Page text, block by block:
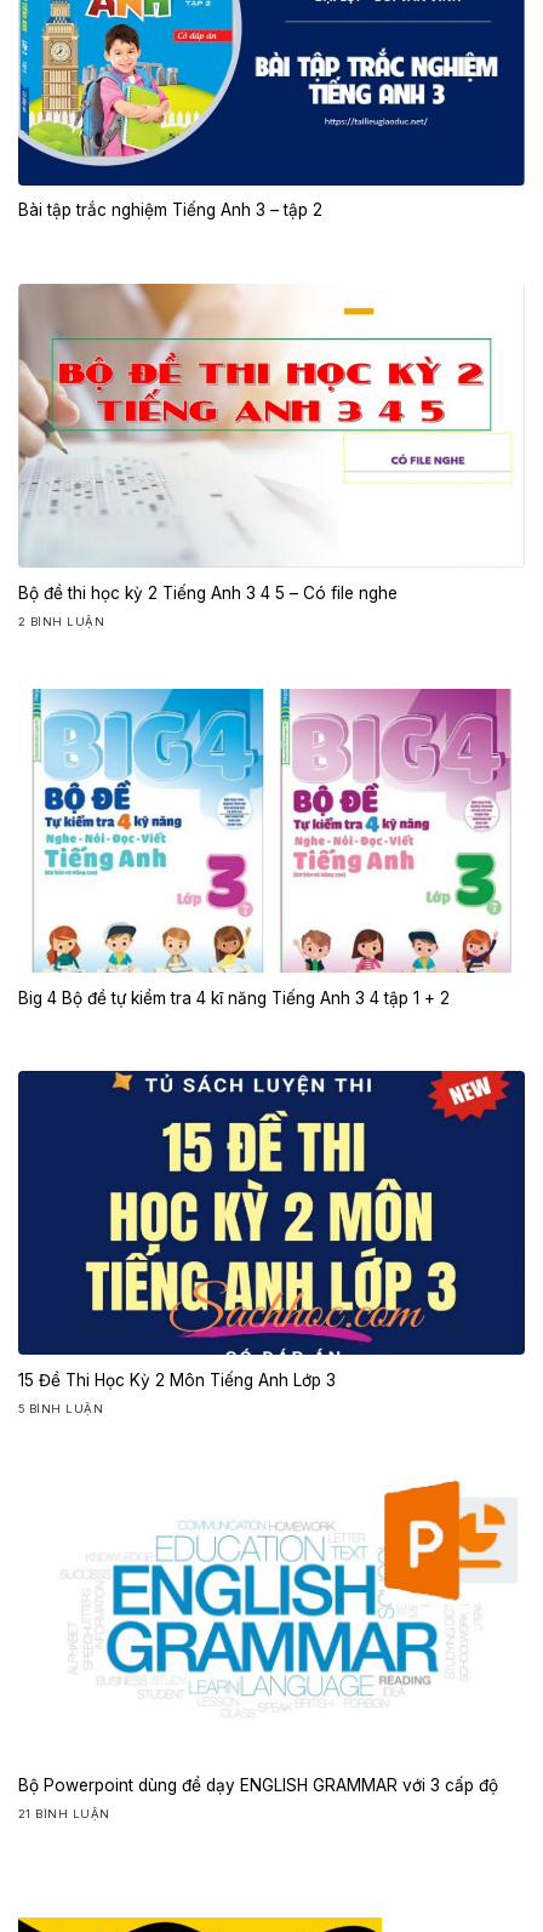
Bài tập trắc nghiệm Tiếng Anh 3 – tập 2
Bộ đề thi học kỳ 2 Tiếng Anh 3 4 5 – Có file nghe
2 BÌNH LUẬN
Big 4 Bộ đề tự kiểm tra 4 kĩ năng Tiếng Anh 3 4 tập 1 + 2
15 Đề Thi Học Kỳ 2 Môn Tiếng Anh Lớp 3
5 BÌNH LUẬN
Bộ Powerpoint dùng để dạy ENGLISH GRAMMAR với 3 cấp độ
21 BÌNH LUẬN